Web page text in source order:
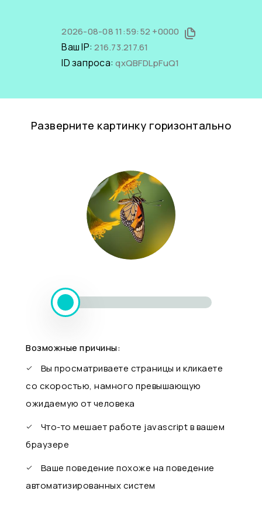
2026-08-08 11:59:52 +0000
Ваш IP:216.73.217.61
ID запроса:qxQBFDLpFuQ1
Разверните картинку горизонтально
Возможные причины:
Вы просматриваете страницы и кликаете
со скоростью, намного превышающую
ожидаемую от человека
Что-то мешает работе javascript в вашем
браузере
Ваше поведение похоже на поведение
автоматизированных систем